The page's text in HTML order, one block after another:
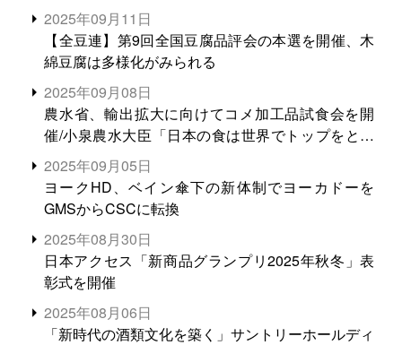
2025年09月11日
【全豆連】第9回全国豆腐品評会の本選を開催、木
綿豆腐は多様化がみられる
2025年09月08日
農水省、輸出拡大に向けてコメ加工品試食会を開
催/小泉農水大臣「日本の食は世界でトップをとれ
る。米増産に向けて、米輸出需要の拡大を」
2025年09月05日
ヨークHD、ベイン傘下の新体制でヨーカドーを
GMSからCSCに転換
2025年08月30日
日本アクセス「新商品グランプリ2025年秋冬」表
彰式を開催
2025年08月06日
「新時代の酒類文化を築く」サントリーホールディ